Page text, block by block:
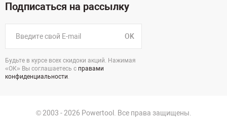
Подписаться на рассылку
OK
Будьте в курсе всех скидоки акций. Нажимая
«ОК» Вы соглашаетесь с правами
конфиденциальности.
© 2003 - 2026 Powertool. Все права защищены.